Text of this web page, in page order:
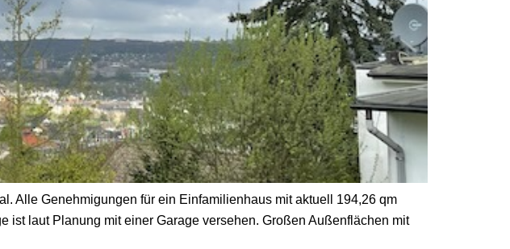
Alle Genehmigungen für ein Einfamilienhaus mit aktuell 194,26 qm
ist laut Planung mit einer Garage versehen. Großen Außenflächen mit